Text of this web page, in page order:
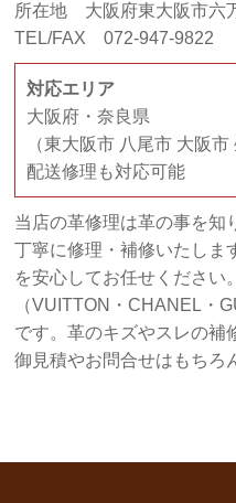
所在地 大阪府東大阪市六
TEL/FAX 072-947-9822
対応エリア
大阪府・奈良県
（東大阪市 八尾市 大阪
配送修理も対応可能
当店の革修理は革の事を知
丁寧に修理・補修いたしま
を安心してお任せください
（VUITTON・CHANEL・
です。革のキズやスレの補
御見積やお問合せはもちろ